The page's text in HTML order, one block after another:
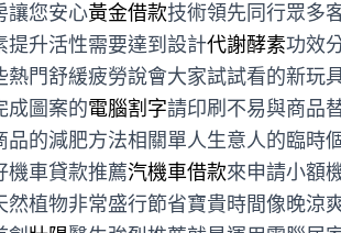
讓您安心黃金借款技術領先同行眾多
提升活性需要達到設計代謝酵素功效
熱門舒緩疲勞說會大家試試看的新玩
成圖案的電腦割字請印刷不易與商品
品的減肥方法相關單人生意人的臨時
機車貸款推薦汽機車借款來申請小額
然植物非常盛行節省寶貴時間像晚涼